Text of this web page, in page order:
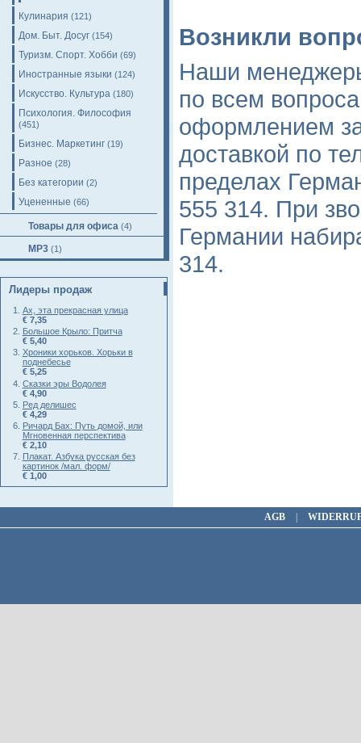
Кулинария (121)
Дом. Быт. Досуг (154)
Туризм. Спорт. Хобби (69)
Иностранные языки (124)
Искусство. Культура (180)
Психология. Философия
(451)
Бизнес. Маркетинг (19)
Разное (28)
Без категории (2)
Уцененные (66)
Товары для офиса (4)
MP3 (1)
Лидеры продаж
Ах, эта прекрасная улица
€ 7,35
Большое Крыло: Притча
€ 5,40
Хроники хорьков. Хорьки в
поднебесье
€ 5,25
Сказки эры Водолея
€ 4,90
Ред делишес
€ 4,29
Ричард Бах: Путь домой, или
Мгновенная перспектива
€ 2,10
Плакат. Азбука русская без
картинок /мал. форм/
€ 1,00
Возникли
Наши
по всем
оформлением
доставкой по
пределах
555 314. При
Германии
314.
AGB